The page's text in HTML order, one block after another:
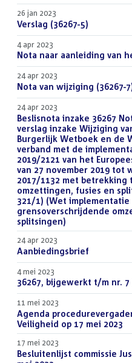
26 jan 2023
Download
bestand:
Verslag (36267-5)
4 apr 2023
Download
bestand:
Nota naar aanleiding van
24 apr 2023
Download
bestand:
Nota van wijziging (36267-
24 apr 2023
Download
bestand:
Beslisnota inzake 36267
verslag inzake Wijziging
Burgerlijk Wetboek en de
verband met de
2019/2121 van het
van 27 november 2019 tot
2017/1132 met
omzettingen, fusies en
321/1) (Wet
grensoverschrijdende
splitsingen)
24 apr 2023
Download
bestand:
Aanbiedingsbrief
4 mei 2023
Download
bestand:
36267, bijgewerkt t/m nr. 7
11 mei 2023
Download
bestand:
Agenda
Veiligheid op 17 mei 2023
17 mei 2023
Download
Besluitenlijst commissie